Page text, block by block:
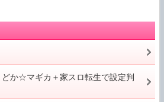
か☆マギカ＋家スロ転生で設定判